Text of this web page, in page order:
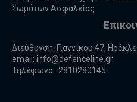
Σωμάτων Ασφαλείας
Διεύθυνση: Γιαννίκου 47,
email: info@defenceline.gr
Τηλέφωνο:: 2810280145